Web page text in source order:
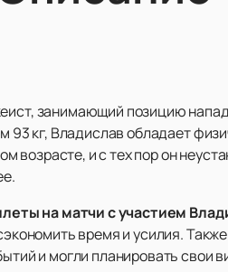
занимающий позицию
кг, Владислав обладает
возрасте, и с тех пор он
на матчи с участием
время и усилия.
и могли планировать свои